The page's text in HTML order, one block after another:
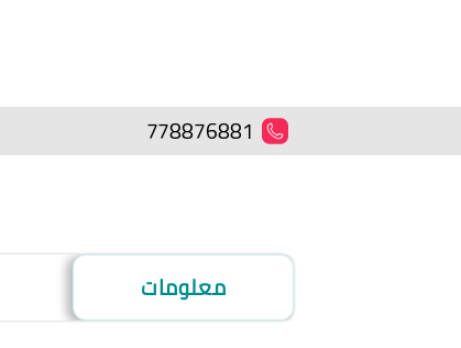
778876881
معلومات